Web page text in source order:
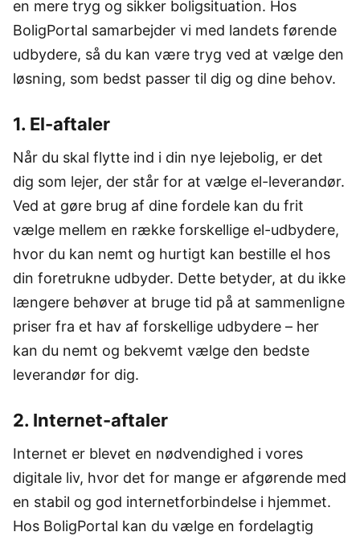
en mere tryg og sikker boligsituation. Hos
BoligPortal samarbejder vi med landets førende
udbydere, så du kan være tryg ved at vælge den
løsning, som bedst passer til dig og dine behov.
1. El-aftaler
Når du skal flytte ind i din nye lejebolig, er det
dig som lejer, der står for at vælge el-leverandør.
Ved at gøre brug af dine fordele kan du frit
vælge mellem en række forskellige el-udbydere,
hvor du kan nemt og hurtigt kan bestille el hos
din foretrukne udbyder. Dette betyder, at du ikke
længere behøver at bruge tid på at sammenligne
priser fra et hav af forskellige udbydere – her
kan du nemt og bekvemt vælge den bedste
leverandør for dig.
2. Internet-aftaler
Internet er blevet en nødvendighed i vores
digitale liv, hvor det for mange er afgørende med
en stabil og god internetforbindelse i hjemmet.
Hos BoligPortal kan du vælge en fordelagtig